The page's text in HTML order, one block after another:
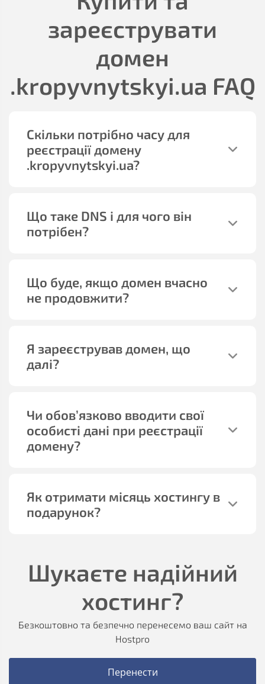
зареєструвати
домен
.kropyvnytskyi.ua FAQ
Скільки потрібно часу для
реєстрації домену
.kropyvnytskyi.ua?
Що таке DNS і для чого він
потрібен?
Що буде, якщо домен вчасно
не продовжити?
Я зареєстрував домен, що
далі?
Чи обов’язково вводити свої
особисті дані при реєстрації
домену?
Як отримати місяць хостингу в
подарунок?
Шукаєте надійний
хостинг?
Безкоштовно та безпечно перенесемо ваш сайт на
Hostpro
Перенести